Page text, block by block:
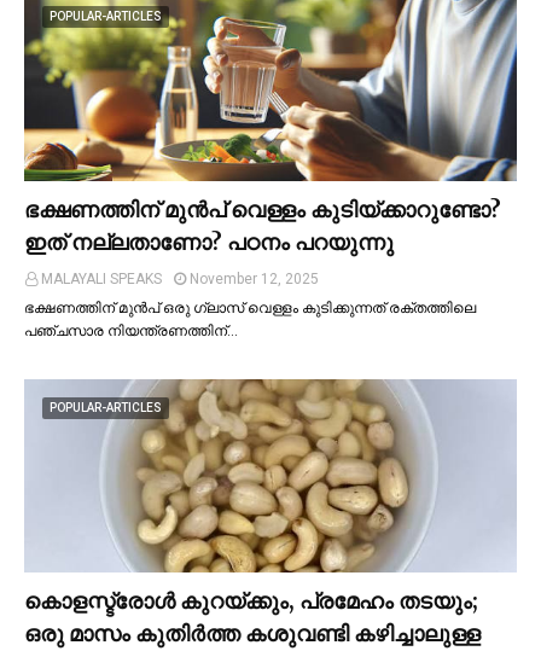
POPULAR-ARTICLES
ഭക്ഷണത്തിന് മുന്‍പ് വെള്ളം കുടിയ്ക്കാറുണ്ടോ?
ഇത് നല്ലതാണോ? പഠനം പറയുന്നു
MALAYALI SPEAKS
November 12, 2025
ഭക്ഷണത്തിന് മുന്‍പ് ഒരു ഗ്ലാസ് വെള്ളം കുടിക്കുന്നത് രക്തത്തിലെ
പഞ്ചസാര നിയന്ത്രണത്തിന്…
POPULAR-ARTICLES
കൊളസ്ട്രോള്‍ കുറയ്ക്കും, പ്രമേഹം തടയും;
ഒരു മാസം കുതിര്‍ത്ത കശുവണ്ടി കഴിച്ചാലുള്ള